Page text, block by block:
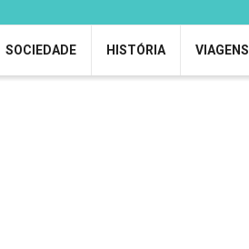
SOCIEDADE HISTÓRIA VIAGENS